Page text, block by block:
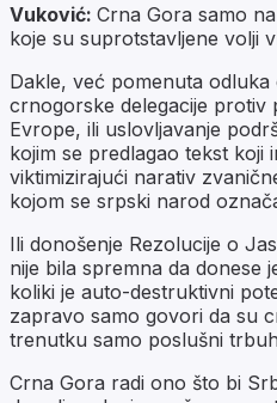
Vuković: Crna Gora samo
koje su suprotstavljene volji
Dakle, već pomenuta odluka
crnogorske delegacije protiv
Evrope, ili uslovljavanje
kojim se predlagao tekst koji
viktimizirajući narativ
kojom se srpski narod
Ili donošenje Rezolucije o
nije bila spremna da donese
koliki je auto-destruktivni
zapravo samo govori da su
trenutku samo poslušni
Crna Gora radi ono što bi